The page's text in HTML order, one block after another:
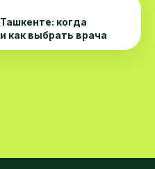
когда
как выбрать врача